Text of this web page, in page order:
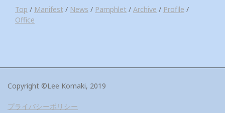
Top / Manifest / News / Pamphlet / Archive / Profile /
Office
Copyright ©Lee Komaki, 2019
プライバシーポリシー